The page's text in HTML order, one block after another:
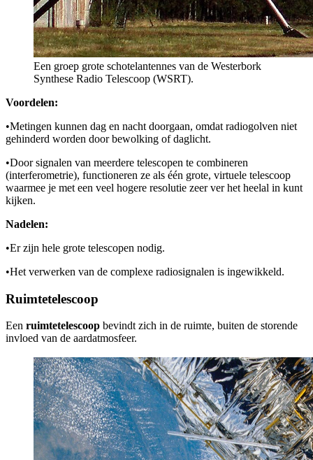
Een groep grote schotelantennes van de Westerbork
Synthese Radio Telescoop (WSRT).
Voordelen:
•Metingen kunnen dag en nacht doorgaan, omdat radiogolven niet
gehinderd worden door bewolking of daglicht.
•Door signalen van meerdere telescopen te combineren
(interferometrie), functioneren ze als één grote, virtuele telescoop
waarmee je met een veel hogere resolutie zeer ver het heelal in kunt
kijken.
Nadelen:
•Er zijn hele grote telescopen nodig.
•Het verwerken van de complexe radiosignalen is ingewikkeld.
Ruimtetelescoop
Een ruimtetelescoop bevindt zich in de ruimte, buiten de storende
invloed van de aardatmosfeer.